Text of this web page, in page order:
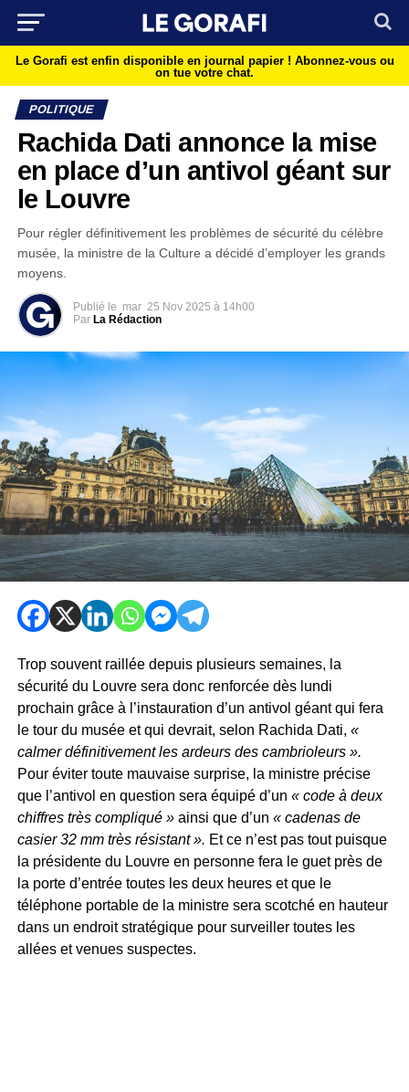
Le Gorafi est enfin disponible en journal papier ! Abonnez-vous ou
on tue votre chat.
POLITIQUE
Rachida Dati annonce la mise
en place d’un antivol géant sur
le Louvre
Pour régler définitivement les problèmes de sécurité du célèbre
musée, la ministre de la Culture a décidé d’employer les grands
moyens.
Publié le mar 25 Nov 2025 à 14h00
Par La Rédaction
Trop souvent raillée depuis plusieurs semaines, la
sécurité du Louvre sera donc renforcée dès lundi
prochain grâce à l’instauration d’un antivol géant qui fera
le tour du musée et qui devrait, selon Rachida Dati, «
calmer définitivement les ardeurs des cambrioleurs ».
Pour éviter toute mauvaise surprise, la ministre précise
que l’antivol en question sera équipé d’un « code à deux
chiffres très compliqué » ainsi que d’un « cadenas de
casier 32 mm très résistant ». Et ce n’est pas tout puisque
la présidente du Louvre en personne fera le guet près de
la porte d’entrée toutes les deux heures et que le
téléphone portable de la ministre sera scotché en hauteur
dans un endroit stratégique pour surveiller toutes les
allées et venues suspectes.